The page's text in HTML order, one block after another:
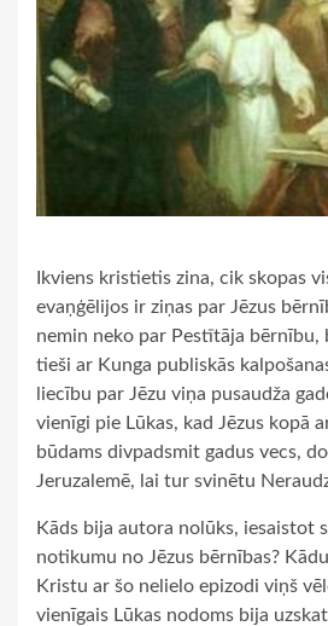
Ikviens kristietis zina, cik skopas
evaņģēlijos ir ziņas par Jēzus
nemin neko par Pestītāja bērnību,
tieši ar Kunga publiskās
liecību par Jēzu viņa pusaudža
vienīgi pie Lūkas, kad Jēzus kopā
būdams divpadsmit gadus vecs,
Jeruzalemē, lai tur svinētu
Kāds bija autora nolūks, iesaistot
notikumu no Jēzus bērnības?
Kristu ar šo nelielo epizodi viņš
vienīgais Lūkas nodoms bija